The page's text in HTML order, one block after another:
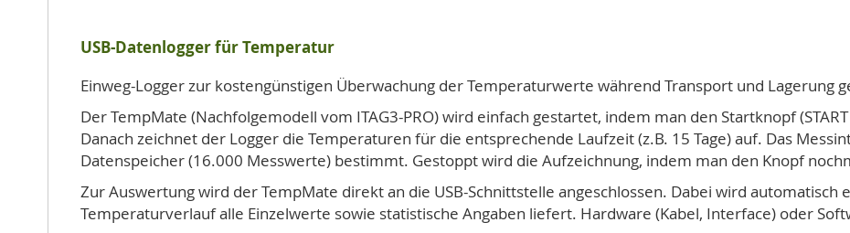
USB-Datenlogger für Temperatur
Einweg-Logger zur kostengünstigen Überwachung der Temperaturwerte während Transport und Lagerung
Der TempMate (Nachfolgemodell vom ITAG3-PRO) wird einfach gestartet, indem man den Startknopf
Danach zeichnet der Logger die Temperaturen für die entsprechende Laufzeit (z.B. 15 Tage) auf. Das
Datenspeicher (16.000 Messwerte) bestimmt. Gestoppt wird die Aufzeichnung, indem man den Knopf
Zur Auswertung wird der TempMate direkt an die USB-Schnittstelle angeschlossen. Dabei wird automatisch
Temperaturverlauf alle Einzelwerte sowie statistische Angaben liefert. Hardware (Kabel, Interface) oder